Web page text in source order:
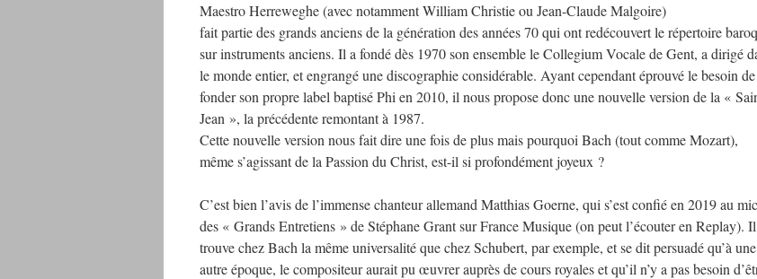
Maestro Herreweghe (avec notamment William Christie ou Jean-Claude Malgoire)
fait partie des grands anciens de la génération des années 70 qui ont redécouvert le répertoire
sur instruments anciens. Il a fondé dès 1970 son ensemble le Collegium Vocale de Gent, a dirigé
le monde entier, et engrangé une discographie considérable. Ayant cependant éprouvé le besoin de
fonder son propre label baptisé Phi en 2010, il nous propose donc une nouvelle version de la «
Jean », la précédente remontant à 1987.
Cette nouvelle version nous fait dire une fois de plus mais pourquoi Bach (tout comme Mozart),
même s’agissant de la Passion du Christ, est-il si profondément joyeux ?
C’est bien l’avis de l’immense chanteur allemand Matthias Goerne, qui s’est confié en 2019 au
des « Grands Entretiens » de Stéphane Grant sur France Musique (on peut l’écouter en Replay). Il
trouve chez Bach la même universalité que chez Schubert, par exemple, et se dit persuadé qu’à une
autre époque, le compositeur aurait pu œuvrer auprès de cours royales et qu’il n’y a pas besoin